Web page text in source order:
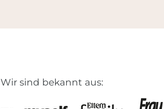
Wir sind bekannt aus: